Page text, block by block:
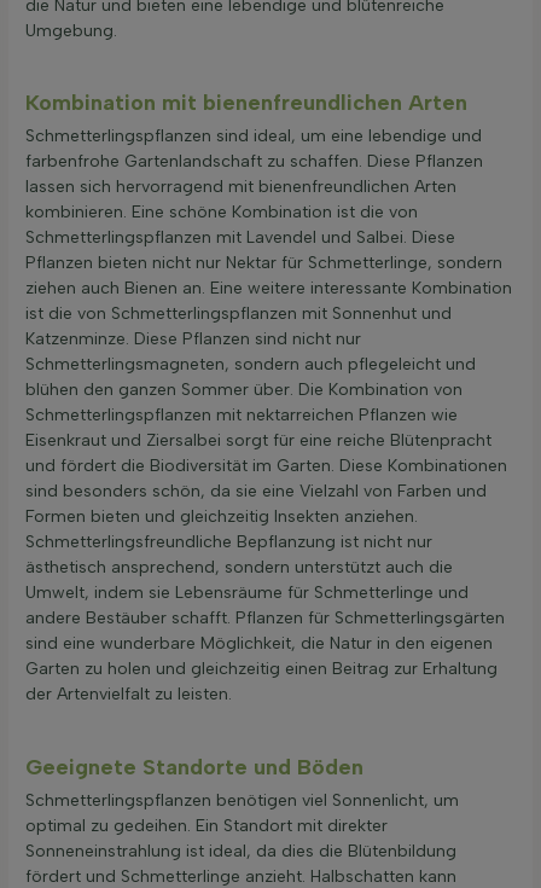
die Natur und bieten eine lebendige und blütenreiche
Umgebung.
Kombination mit bienenfreundlichen Arten
Schmetterlingspflanzen sind ideal, um eine lebendige und
farbenfrohe Gartenlandschaft zu schaffen. Diese Pflanzen
lassen sich hervorragend mit bienenfreundlichen Arten
kombinieren. Eine schöne Kombination ist die von
Schmetterlingspflanzen mit Lavendel und Salbei. Diese
Pflanzen bieten nicht nur Nektar für Schmetterlinge, sondern
ziehen auch Bienen an. Eine weitere interessante Kombination
ist die von Schmetterlingspflanzen mit Sonnenhut und
Katzenminze. Diese Pflanzen sind nicht nur
Schmetterlingsmagneten, sondern auch pflegeleicht und
blühen den ganzen Sommer über. Die Kombination von
Schmetterlingspflanzen mit nektarreichen Pflanzen wie
Eisenkraut und Ziersalbei sorgt für eine reiche Blütenpracht
und fördert die Biodiversität im Garten. Diese Kombinationen
sind besonders schön, da sie eine Vielzahl von Farben und
Formen bieten und gleichzeitig Insekten anziehen.
Schmetterlingsfreundliche Bepflanzung ist nicht nur
ästhetisch ansprechend, sondern unterstützt auch die
Umwelt, indem sie Lebensräume für Schmetterlinge und
andere Bestäuber schafft. Pflanzen für Schmetterlingsgärten
sind eine wunderbare Möglichkeit, die Natur in den eigenen
Garten zu holen und gleichzeitig einen Beitrag zur Erhaltung
der Artenvielfalt zu leisten.
Geeignete Standorte und Böden
Schmetterlingspflanzen benötigen viel Sonnenlicht, um
optimal zu gedeihen. Ein Standort mit direkter
Sonneneinstrahlung ist ideal, da dies die Blütenbildung
fördert und Schmetterlinge anzieht. Halbschatten kann